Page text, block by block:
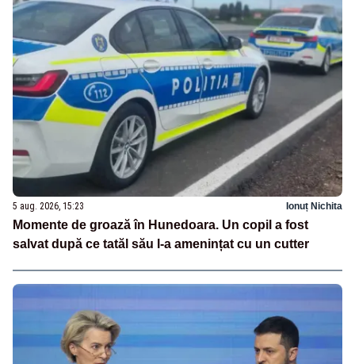
5 aug. 2026, 15:23 Ionuț Nichita
Momente de groază în Hunedoara. Un copil a fost
salvat după ce tatăl său l-a amenințat cu un cutter